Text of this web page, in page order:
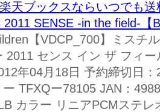
楽天ブックスならいつでも
2011 SENSE -in the field-【
【VDCP_700】ミスチ
2011 センス イン ザ フィ
年04月18日 予約締切日
ー TFXQー78105 JAN：
カラー リニアPCMステ